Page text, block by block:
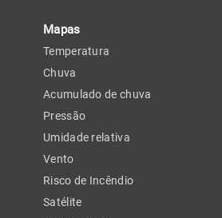
Mapas
Temperatura
Chuva
Acumulado de chuva
Pressão
Umidade relativa
Vento
Risco de Incêndio
Satélite